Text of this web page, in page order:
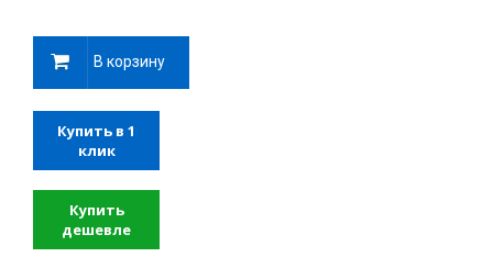
В корзину
Купить в 1
клик
Купить
дешевле